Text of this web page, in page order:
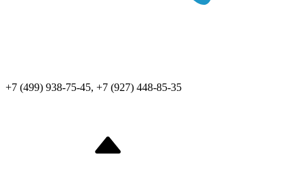
+7 (499) 938-75-45, +7 (927) 448-85-35